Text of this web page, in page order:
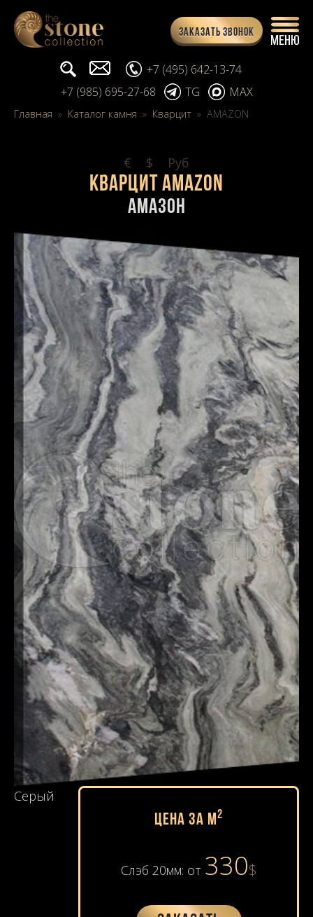
Заказать звонок
Поиск... info@stone-collection.ru
+7 (495) 642-13-74
+7 (985) 695-27-68
TG MAX
Главная » Каталог камня » Кварцит » AMAZON
€ $ Pуб
Кварцит AMAZON
Амазон
Цена за м 2
Слэб 20мм: от 330$
Серый